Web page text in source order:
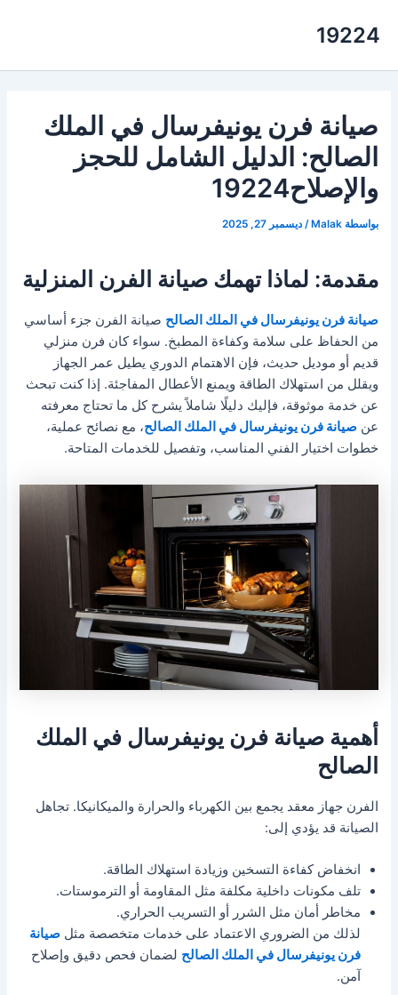
19224
صيانة فرن يونيفرسال في الملك
الصالح: الدليل الشامل للحجز
والإصلاح19224
بواسطة Malak
/ديسمبر 27, 2025
مقدمة: لماذا تهمك صيانة الفرن المنزلية
صيانة فرن يونيفرسال في الملك الصالح صيانة الفرن جزء أساسي
من الحفاظ على سلامة وكفاءة المطبخ. سواء كان فرن منزلي
قديم أو موديل حديث، فإن الاهتمام الدوري يطيل عمر الجهاز
ويقلل من استهلاك الطاقة ويمنع الأعطال المفاجئة. إذا كنت تبحث
عن خدمة موثوقة، فإليك دليلًا شاملاً يشرح كل ما تحتاج معرفته
عنصيانة فرن يونيفرسال في الملك الصالح، مع نصائح عملية،
خطوات اختيار الفني المناسب، وتفصيل للخدمات المتاحة.
أهمية صيانة فرن يونيفرسال في الملك
الصالح
الفرن جهاز معقد يجمع بين الكهرباء والحرارة والميكانيكا. تجاهل
الصيانة قد يؤدي إلى:
انخفاض كفاءة التسخين وزيادة استهلاك الطاقة.
تلف مكونات داخلية مكلفة مثل المقاومة أو الترموستات.
مخاطر أمان مثل الشرر أو التسريب الحراري.
لذلك من الضروري الاعتماد على خدمات متخصصة مثلصيانة
فرن يونيفرسال في الملك الصالح لضمان فحص دقيق وإصلاح
آمن.